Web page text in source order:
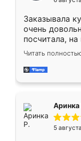
мебели буду
Заказывала
очень
посчитала,
Замерщик
делу со всей
за день,
Читать
Аринка
5